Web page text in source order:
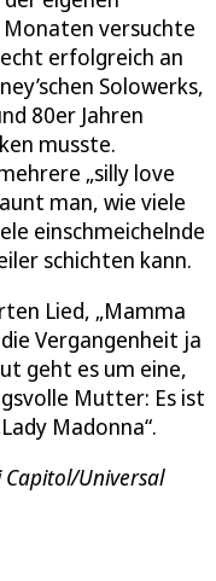
versuchte
erfolgreich an
Solowerks,
80er Jahren
musste.
„silly love
man, wie viele
einschmeichelnde
schichten kann.
Lied, „Mamma
Vergangenheit ja
geht es um eine,
Mutter: Es ist
Madonna“.
Capitol/Universal